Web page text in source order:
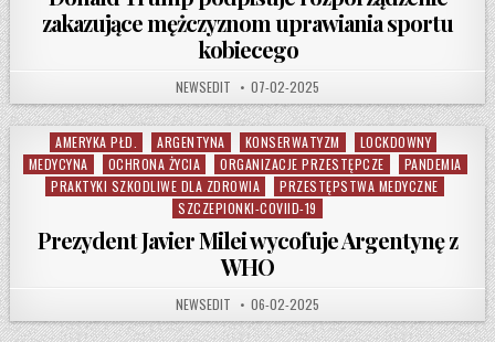
zakazujące mężczyznom uprawiania sportu
kobiecego
AUTHOR:
NEWSEDIT PUBLISHED DATE:
07-02-2025
Posted in
AMERYKA PŁD. ARGENTYNA KONSERWATYZM
LOCKDOWNY
MEDYCYNA
OCHRONA ŻYCIA ORGANIZACJE PRZESTĘPCZE
PANDEMIA
PRAKTYKI SZKODLIWE DLA ZDROWIA
PRZESTĘPSTWA MEDYCZNE
SZCZEPIONKI-COVIID-19
Prezydent Javier Milei wycofuje Argentynę z
WHO
AUTHOR:
NEWSEDIT PUBLISHED DATE:
06-02-2025